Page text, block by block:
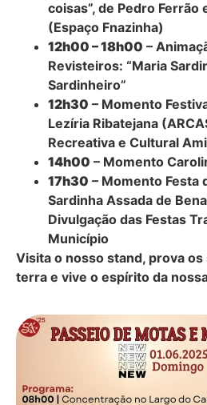
coisas”, de Pedro Ferrão
(Espaço Fnazinha)
12h00 – 18h00 –
Revisteiros: “Maria
Sardinheiro”
12h30 – Momento
Lezíria Ribatejana
Recreativa e Cultural
14h00 – Momento
17h30 – Momento Festa
Sardinha Assada de
Divulgação das Festas
Município
Visita o nosso stand, prova
terra e vive o espírito da